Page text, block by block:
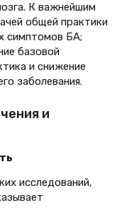
К важнейшим
общей практики
симптомов БА;
базовой
и снижение
заболевания.
и
исследований,